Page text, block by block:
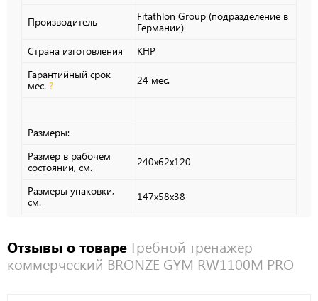
Производитель
Fitathlon Group (подразделение в
Германии)
Страна изготовления
КНР
Гарантийный срок
мес. ? 24 мес.
Размеры:
Размер в рабочем
состоянии, см.
240х62x120
Размеры упаковки,
см.
147х58x38
Отзывы о товаре Гребной тренажер
коммерческий BRONZE GYM RW1100M PRO